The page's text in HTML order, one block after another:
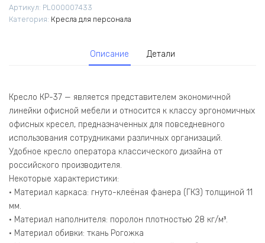
(С)
черная
Артикул: PL000007433
Категория: Кресла для персонала
Описание Детали
Кресло КР-37 — является представителем экономичной
линейки офисной мебели и относится к классу эргономичных
офисных кресел, предназначенных для повседневного
использования сотрудниками различных организаций.
Удобное кресло оператора классического дизайна от
российского производителя.
Некоторые характеристики:
• Материал каркаса: гнуто-клеёная фанера (ГКЗ) толщиной 11
мм.
• Материал наполнителя: поролон плотностью 28 кг/м³.
• Материал обивки: ткань Рогожка